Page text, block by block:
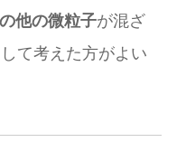
他の微粒子が混ざ
て考えた方がよい